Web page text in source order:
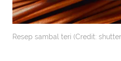
Resep sambal teri (Credit: